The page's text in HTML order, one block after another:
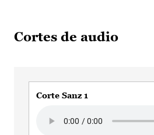
Cortes de audio
Corte Sanz 1